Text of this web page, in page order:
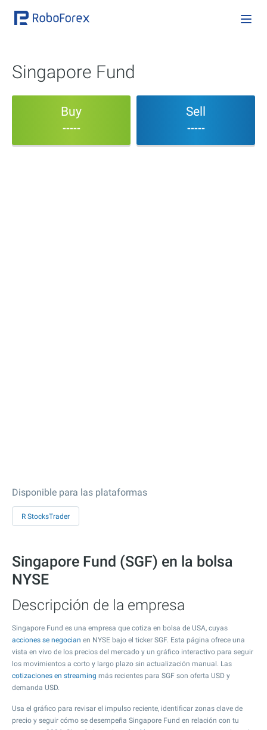
Singapore Fund
Buy
-----
Sell
-----
Disponible para las plataformas
R StocksTrader
Singapore Fund (SGF) en la bolsa
NYSE
Descripción de la empresa
Singapore Fund es una empresa que cotiza en bolsa de USA, cuyas
acciones se negocian en NYSE bajo el ticker SGF. Esta página ofrece una
vista en vivo de los precios del mercado y un gráfico interactivo para seguir
los movimientos a corto y largo plazo sin actualización manual. Las
cotizaciones en streaming más recientes para SGF son oferta USD y
demanda USD.
Usa el gráfico para revisar el impulso reciente, identificar zonas clave de
precio y seguir cómo se desempeña Singapore Fund en relación con tu